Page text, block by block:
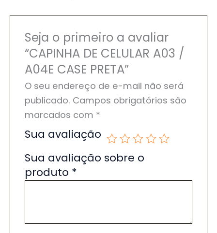
Seja o primeiro a avaliar
“CAPINHA DE CELULAR A03 /
A04E CASE PRETA”
O seu endereço de e-mail não será
publicado. Campos obrigatórios são
marcados com *
Sua avaliação
Sua avaliação sobre o
produto *